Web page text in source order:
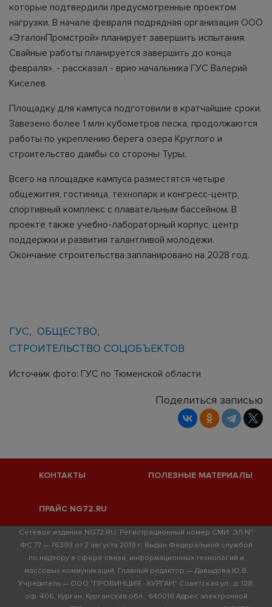
которые подтвердили предусмотренные проектом
нагрузки. В начале февраля подрядная организация ООО
«ЭталонПромстрой» планирует завершить испытания.
Свайные работы планируется завершить до конца
февраля», - рассказал - врио начальника ГУС Валерий
Киселев.
Площадку для кампуса подготовили в кратчайшие сроки.
Завезено более 1 млн кубометров песка, продолжаются
работы по укреплению берега озера Круглого и
строительство дамбы со стороны Туры.
Всего на площадке кампуса разместятся четыре
общежития, гостиница, технопарк и конгресс-центр,
спортивный комплекс с плавательным бассейном. В
проекте также учебно-лабораторный корпус, центр
поддержки и развития талантливой молодежи.
Окончание строительства запланировано на 2028 год.
ГУС
ОБЩЕСТВО
СТРОИТЕЛЬСТВО СОЦОБЪЕКТОВ
Источник фото: ГУС по Тюменской области
Поделиться записью
КОНТАКТЫ ПОЛЕЗНЫЕ МАТЕРИАЛЫ
ПРАЙС NG72.RU
Сетевое издание NG72.RU. Регистрационный номер СМИ: ЭЛ №
ФС 77 — 76393 от 2 августа 2019 г. Выдан Федеральной службой
по надзору в сфере связи, информационных технологий и
массовых коммуникаций. Главный редактор — Давыдова Ю.В.
Учредитель — ООО "ПРОВИНЦИЯ - КУРГАН" Советская ул., д. 128,
оф. 406, Курган, Курганская обл., 640018 Адрес электронной